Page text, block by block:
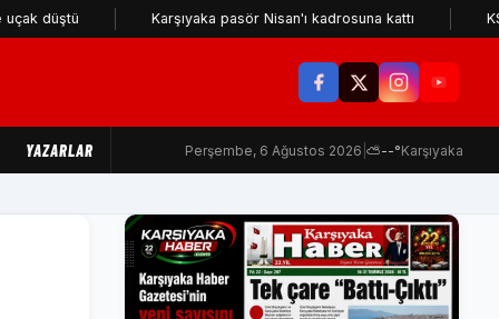
Karşıyaka pasör Nisan'ı kadrosuna kattı KSK
YAZARLAR Perşembe, 6 Ağustos 2026 ⛅--°Karşıyaka